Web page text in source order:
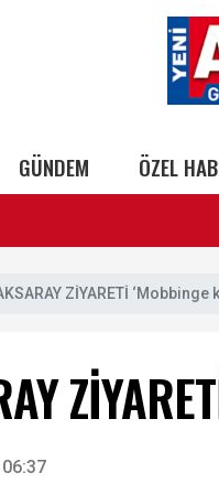
GÜNDEM ÖZEL
ZİYARETİ ‘Mobbinge